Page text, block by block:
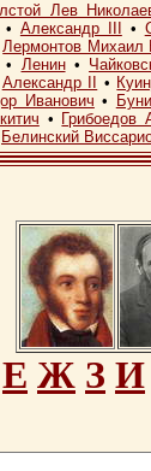
Лев
• Александр III •
Лермонтов Михаил
• Ленин•
Александр II •
Иванович •
• Грибоедов
Белинский
Е Ж З И